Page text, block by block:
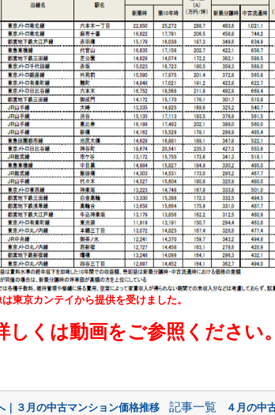
東京カンテイから提供を受けました。
しくは動画をご参照ください。
３月の中古マンション価格推移 記事一覧
４月の中